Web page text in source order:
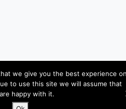
we give you the best experience
to use this site we will assume that
happy with it.